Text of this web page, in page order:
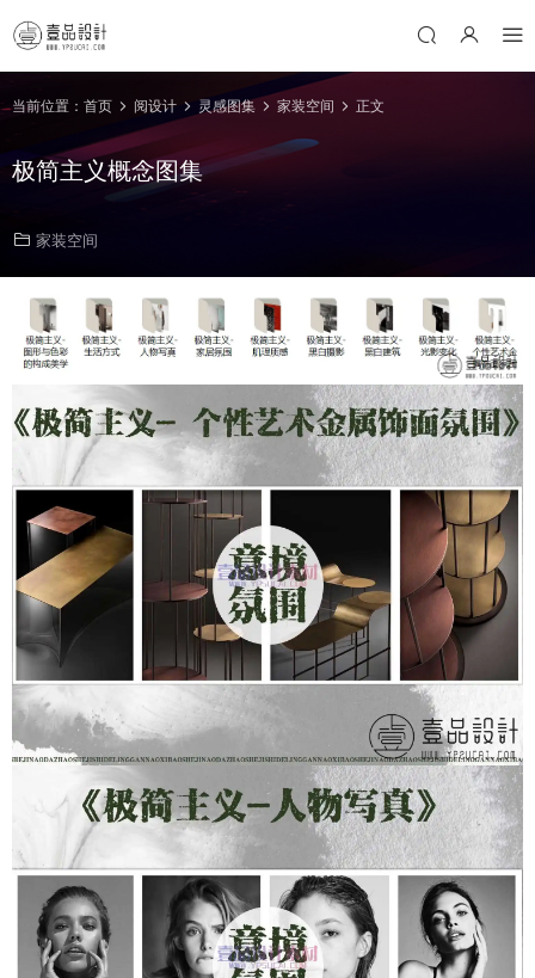
当前位置： 首页 阅设计 灵感图集 家装空间 正文
极简主义概念图集
家装空间